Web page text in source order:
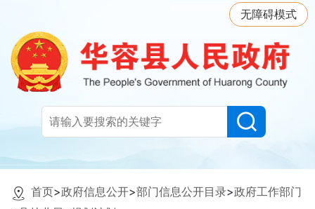
无障碍模式
首页>政府信息公开>部门信息公开目录>政府工作部门